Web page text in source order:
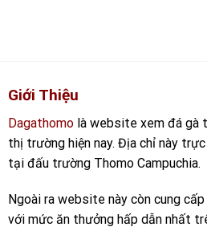
Giới Thiệu
Dagathomo là website xem đá gà
thị trường hiện nay. Địa chỉ này
tại đấu trường Thomo Campuchia.
Ngoài ra website này còn cung
với mức ăn thưởng hấp dẫn nhất